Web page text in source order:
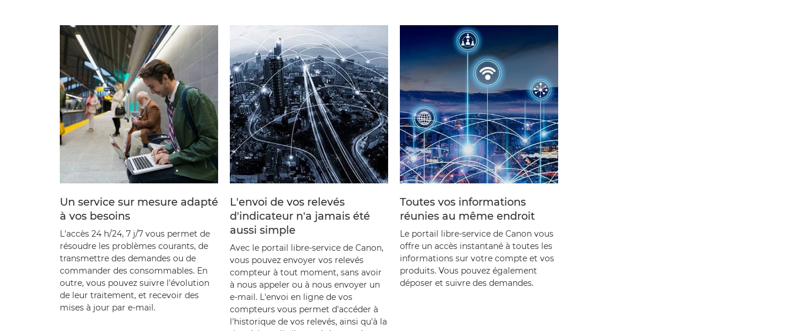
Un service sur mesure adapté
à vos besoins
L'accès 24 h/24, 7 j/7 vous permet de
résoudre les problèmes courants, de
transmettre des demandes ou de
commander des consommables. En
outre, vous pouvez suivre l'évolution
de leur traitement, et recevoir des
mises à jour par e-mail.
L'envoi de vos relevés
d'indicateur n'a jamais été
aussi simple
Avec le portail libre-service de Canon,
vous pouvez envoyer vos relevés
compteur à tout moment, sans avoir
à nous appeler ou à nous envoyer un
e-mail. L'envoi en ligne de vos
compteurs vous permet d'accéder à
l'historique de vos relevés, ainsi qu'à la
Toutes vos informations
réunies au même endroit
Le portail libre-service de Canon vous
offre un accès instantané à toutes les
informations sur votre compte et vos
produits. Vous pouvez également
déposer et suivre des demandes.